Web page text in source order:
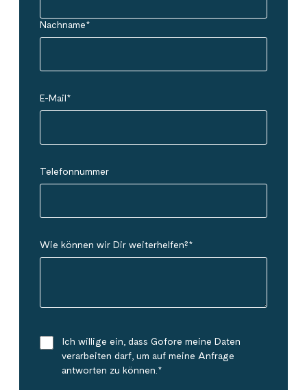
Nachname*
E-Mail*
Telefonnummer
Wie können wir Dir weiterhelfen?*
Ich willige ein, dass Gofore meine Daten
verarbeiten darf, um auf meine Anfrage
antworten zu können.*